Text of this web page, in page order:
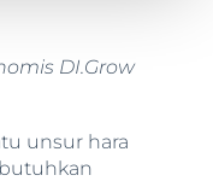
DI.Grow
unsur hara